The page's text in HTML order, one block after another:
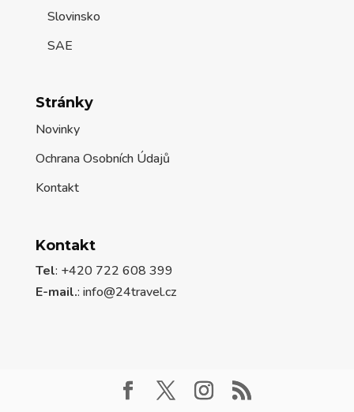
Slovinsko
SAE
Stránky
Novinky
Ochrana Osobních Údajů
Kontakt
Kontakt
Tel: +420 722 608 399
E-mail.: info@24travel.cz